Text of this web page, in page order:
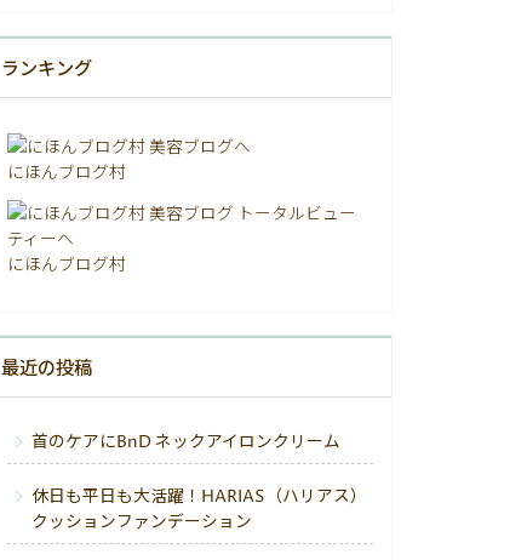
ランキング
にほんブログ村
にほんブログ村
最近の投稿
首のケアにBnD ネックアイロンクリーム
休日も平日も大活躍！HARIAS（ハリアス）
クッションファンデーション